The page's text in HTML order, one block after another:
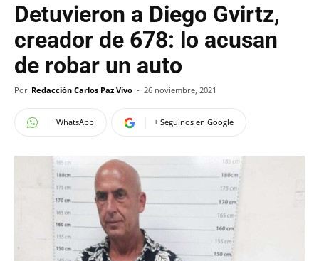
Detuvieron a Diego Gvirtz,
creador de 678: lo acusan
de robar un auto
Por Redacción Carlos Paz Vivo - 26 noviembre, 2021
WhatsApp + Seguinos en Google